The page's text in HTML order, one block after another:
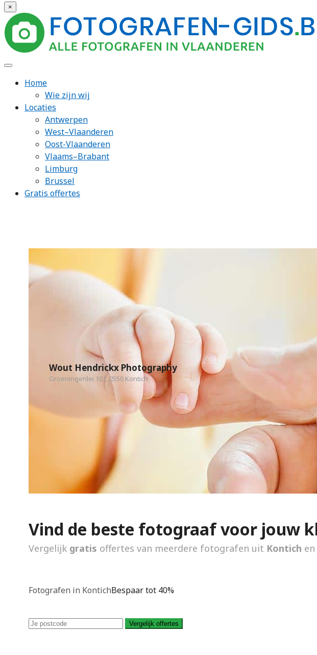
×
Home
Wie zijn wij
Locaties
Antwerpen
West–Vlaanderen
Oost-Vlaanderen
Vlaams–Brabant
Limburg
Brussel
Gratis offertes
Wout Hendrickx Photography
Groeningenlei 101, 2550 Kontich
Vind de beste fotograaf voor jouw
Vergelijk gratis offertes van meerdere fotografen uit Kontich
Fotografen in KontichBespaar tot 40%
Vergelijk offertes